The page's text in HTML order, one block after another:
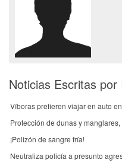
Noticias Escritas por
Víboras prefieren viajar en auto
Protección de dunas y
¡Polizón de sangre fría!
Neutraliza policía a presunto